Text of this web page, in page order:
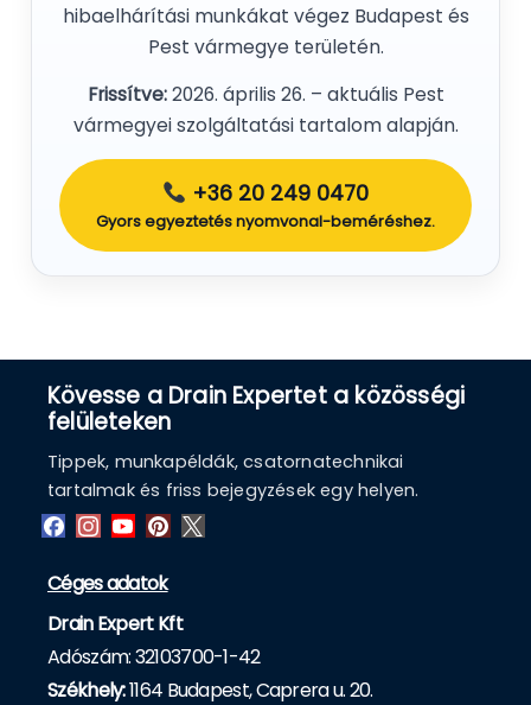
hibaelhárítási munkákat végez Budapest és
Pest vármegye területén.
Frissítve: 2026. április 26. – aktuális Pest
vármegyei szolgáltatási tartalom alapján.
+36 20 249 0470
Gyors egyeztetés nyomvonal-beméréshez.
Kövesse a Drain Expertet a közösségi
felületeken
Tippek, munkapéldák, csatornatechnikai
tartalmak és friss bejegyzések egy helyen.
Céges adatok
Drain Expert Kft
Adószám: 32103700-1-42
Székhely:1164 Budapest, Caprera u. 20.